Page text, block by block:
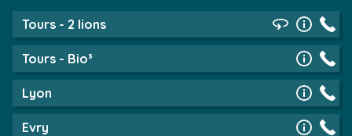
Tours - 2 lions
Tours - Bio³
Lyon
Evry